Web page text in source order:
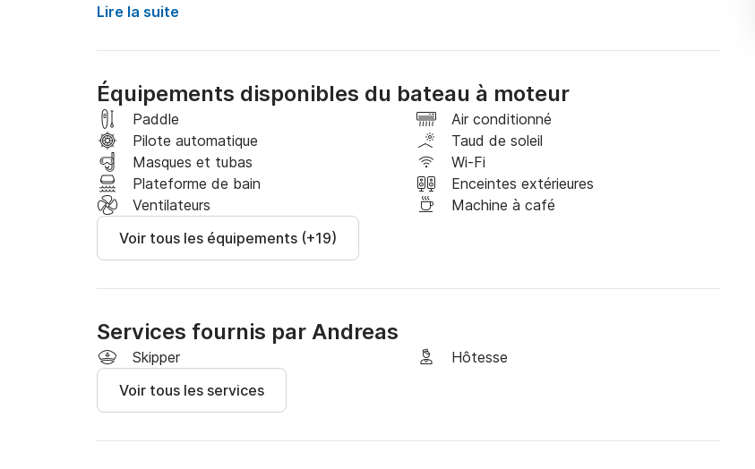
plages de sable, certaines un peu isolées et tranquilles, sont parfaites pour l'exploration en
de votre navire. Montez à bord de notre luxueux yacht et offrez-vous une expérience où la
nature, la beauté et la détente se mélangent harmonieusement dans un voyage vraiment
magique.
Cette croisière est le choix parfait pour ceux qui recherchent un mélange de détente,
d'aventure et de connexion avec la nature. Rejoignez-nous et vivez un voyage inoubliable le
long de la Riviera olympique, où la majesté du mont Olympe rencontre le bleu infini de la mer
Égée.
Lire la suite
Équipements disponibles du bateau à moteur
Paddle
Air conditionné
Pilote automatique
Taud de soleil
Masques et tubas
Wi-Fi
Plateforme de bain
Enceintes extérieures
Ventilateurs
Machine à café
Voir tous les équipements (+19)
Services fournis par Andreas
Skipper
Hôtesse
Voir tous les services